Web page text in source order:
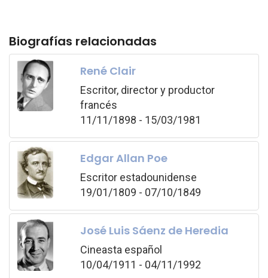
Biografías relacionadas
René Clair
Escritor, director y productor
francés
11/11/1898 - 15/03/1981
Edgar Allan Poe
Escritor estadounidense
19/01/1809 - 07/10/1849
José Luis Sáenz de Heredia
Cineasta español
10/04/1911 - 04/11/1992